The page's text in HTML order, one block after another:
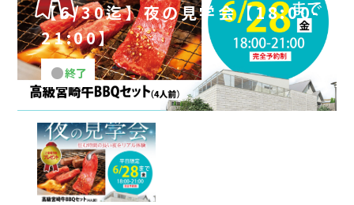
【6/30迄】夜の見学会【18:00-
21:00】
終了